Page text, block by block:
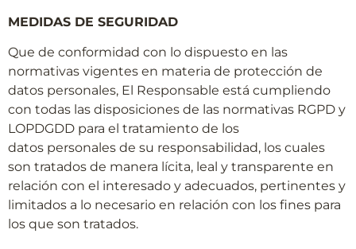
MEDIDAS DE SEGURIDAD
Que de conformidad con lo dispuesto en las
normativas vigentes en materia de protección de
datos personales, El Responsable está cumpliendo
con todas las disposiciones de las normativas RGPD y
LOPDGDD para el tratamiento de los
datos personales de su responsabilidad, los cuales
son tratados de manera lícita, leal y transparente en
relación con el interesado y adecuados, pertinentes y
limitados a lo necesario en relación con los fines para
los que son tratados.